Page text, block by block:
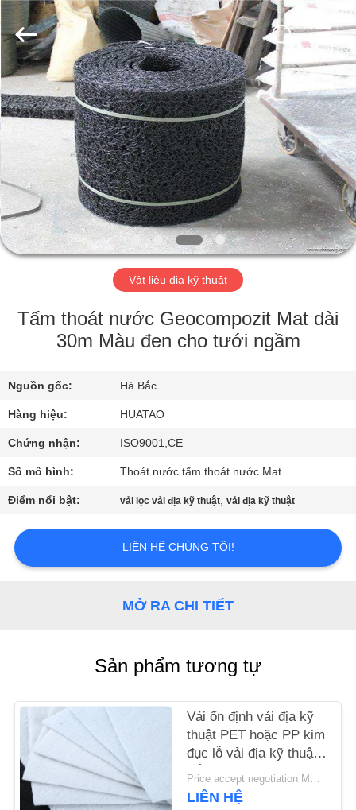
TRANG
CHỦ
CÁC
SẢN
PHẨM
VỀ
TÔI
QUAN
NHÀ
MÁY
KIỂM
CHẤT
LƯỢNG
TÔI
TIN
TỨC
2026
HUATAO
LOVER
LTD.
Rights
Reserved.
Vật liệu địa kỹ thuật
Tấm thoát nước Geocompozit Mat dài
30m Màu đen cho tưới ngầm
Nguồn gốc: Hà Bắc
Hàng hiệu: HUATAO
Chứng nhận: ISO9001,CE
Số mô hình: Thoát nước tấm thoát nước Mat
Điểm nổi bật: vải lọc vải địa kỹ thuật,vải địa kỹ thuật
LIÊN HỆ CHÚNG TÔI!
MỞ RA CHI TIẾT
Sản phẩm tương tự
Vải ổn định vải địa kỹ
thuật PET hoặc PP kim
đục lỗ vải địa kỹ thuật
trắng chống lão hóa
Price accept negotiation MOQ:1sqm
LIÊN HỆ